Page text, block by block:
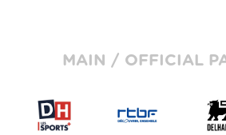
MAIN / OFFICIAL